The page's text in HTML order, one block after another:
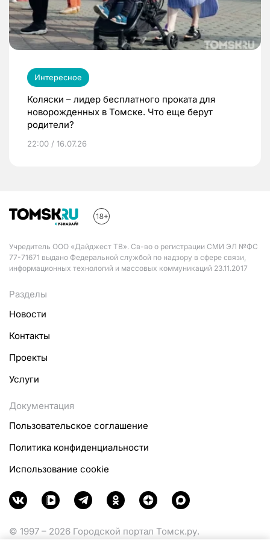
Интересное
Коляски – лидер бесплатного проката для
новорожденных в Томске. Что еще берут
родители?
22:00 / 16.07.26
Учредитель ООО «Дайджест ТВ». Св-во о регистрации СМИ ЭЛ №ФС
77-71671 выдано Федеральной службой по надзору в сфере связи,
информационных технологий и массовых коммуникаций 23.11.2017
Разделы
Новости
Контакты
Проекты
Услуги
Документация
Пользовательское соглашение
Политика конфиденциальности
Использование cookie
© 1997 – 2026 Городской портал Томск.ру.